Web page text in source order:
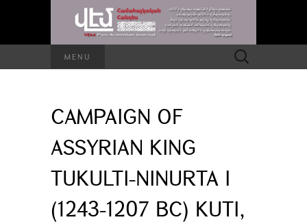
MENU
Search
for:
CAMPAIGN OF
ASSYRIAN KING
TUKULTI-NINURTA I
(1243-1207 BC) KUTI,